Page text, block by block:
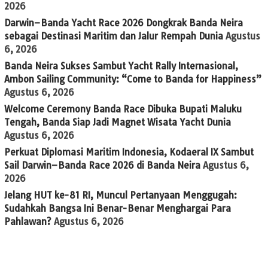
2026
Darwin–Banda Yacht Race 2026 Dongkrak Banda Neira
sebagai Destinasi Maritim dan Jalur Rempah Dunia Agustus
6, 2026
Banda Neira Sukses Sambut Yacht Rally Internasional,
Ambon Sailing Community: “Come to Banda for Happiness”
Agustus 6, 2026
Welcome Ceremony Banda Race Dibuka Bupati Maluku
Tengah, Banda Siap Jadi Magnet Wisata Yacht Dunia
Agustus 6, 2026
Perkuat Diplomasi Maritim Indonesia, Kodaeral IX Sambut
Sail Darwin–Banda Race 2026 di Banda Neira Agustus 6,
2026
Jelang HUT ke-81 RI, Muncul Pertanyaan Menggugah:
Sudahkah Bangsa Ini Benar-Benar Menghargai Para
Pahlawan? Agustus 6, 2026